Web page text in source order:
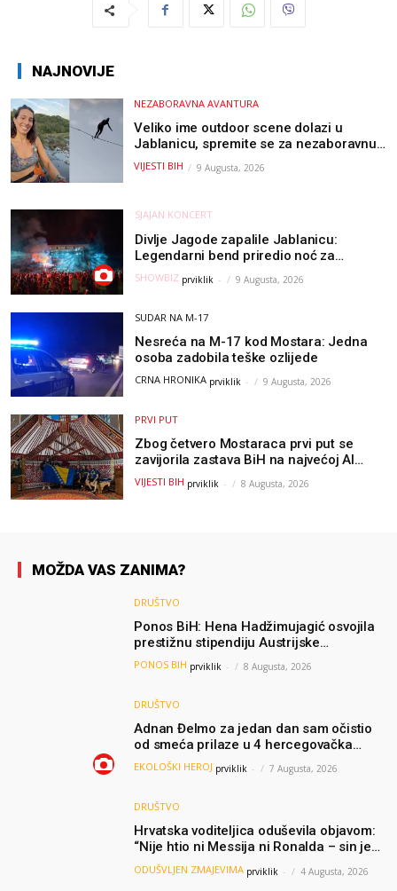
NAJNOVIJE
NEZABORAVNA AVANTURA
Veliko ime outdoor scene dolazi u
Jablanicu, spremite se za nezaboravnu
avanturu (VIDEO) !
VIJESTI BIH 9 Augusta, 2026
SJAJAN KONCERT
Divlje Jagode zapalile Jablanicu:
Legendarni bend priredio noć za
pamćenje
SHOWBIZ prviklik - 9 Augusta, 2026
SUDAR NA M-17
Nesreća na M-17 kod Mostara: Jedna
osoba zadobila teške ozlijede
CRNA HRONIKA prviklik - 9 Augusta, 2026
PRVI PUT
Zbog četvero Mostaraca prvi put se
zavijorila zastava BiH na najvećoj AI
olimpijadi, a sada je njihov mentor
postao član komiteta Međunarodne
VIJESTI BIH prviklik - 8 Augusta, 2026
MOŽDA VAS ZANIMA?
DRUŠTVO
Ponos BiH: Hena Hadžimujagić osvojila
prestižnu stipendiju Austrijske
akademije nauka, njeno istraživanje
moglo bi pomoći djeci širom svijeta
PONOS BIH prviklik - 8 Augusta, 2026
DRUŠTVO
Adnan Đelmo za jedan dan sam očistio
od smeća prilaze u 4 hercegovačka
grada: “Danas nisam čistio samo smeće,
čistio sam sliku o nama”
EKOLOŠKI HEROJ prviklik - 7 Augusta, 2026
DRUŠTVO
Hrvatska voditeljica oduševila objavom:
“Nije htio ni Messija ni Ronalda – sin je
želio samo dres Bosne”
ODUŠVLJEN ZMAJEVIMA prviklik - 4 Augusta, 2026